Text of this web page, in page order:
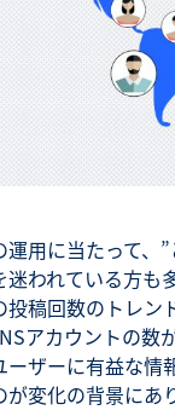
運用に当たって、
迷われている方も
投稿回数のトレン
アカウントの数
ーザーに有益な情
変化の背景にあ